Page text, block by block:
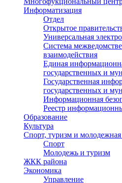
Информатизация
Отдел
Открытое
Универсальная
Система
взаимодействия
Единая
государственных и
Государственная
государственных и
Информационная
Реестр
Образование
Культура
Спорт, туризм и
Спорт
Молодежь и туризм
ЖКК района
Экономика
Управление